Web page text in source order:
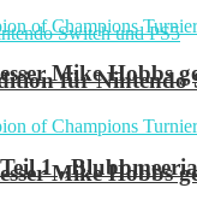
Mike Hobbs
1
für Nintendo
Mike Hobbs